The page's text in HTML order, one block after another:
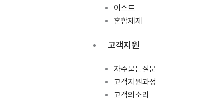
이스트
혼합제제
고객지원
자주묻는질문
고객지원과정
고객의소리